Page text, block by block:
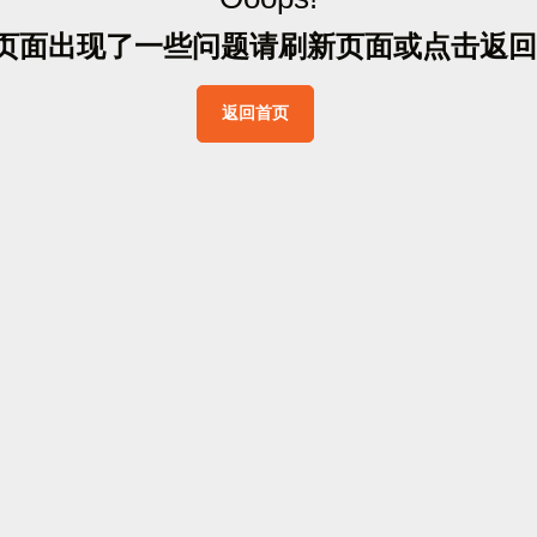
面出现了一些问题请刷新页面或点击返 回
返回首页